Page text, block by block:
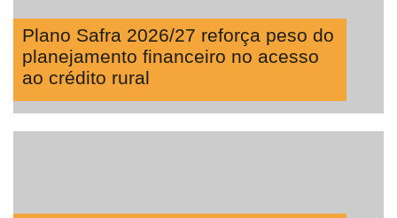
Plano Safra 2026/27 reforça peso do
planejamento financeiro no acesso
ao crédito rural